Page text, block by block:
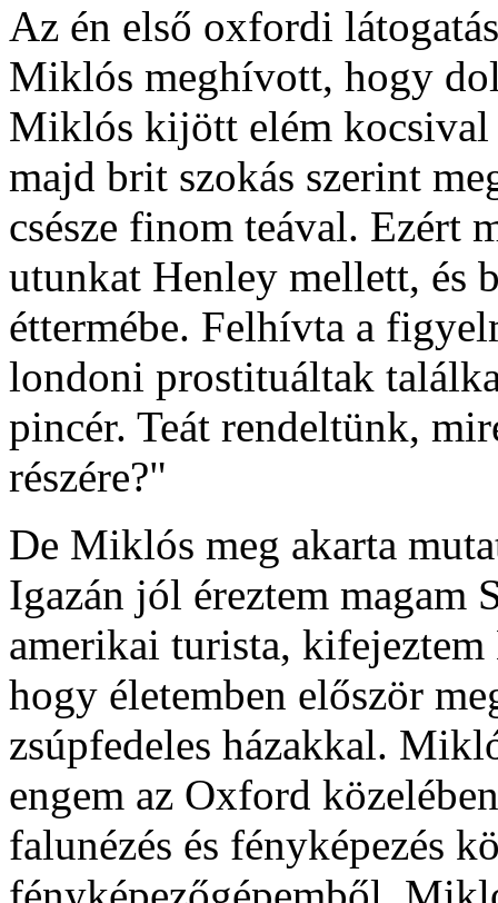
Az én első oxfordi
Miklós meghívott, hogy
Miklós kijött elém
majd brit szokás szerint
csésze finom teával. Ezért
utunkat Henley mellett, és
éttermébe. Felhívta a
londoni prostituáltak
pincér. Teát rendeltünk,
részére?"
De Miklós meg akarta
Igazán jól éreztem magam
amerikai turista,
hogy életemben először
zsúpfedeles házakkal.
engem az Oxford
falunézés és fényképezés